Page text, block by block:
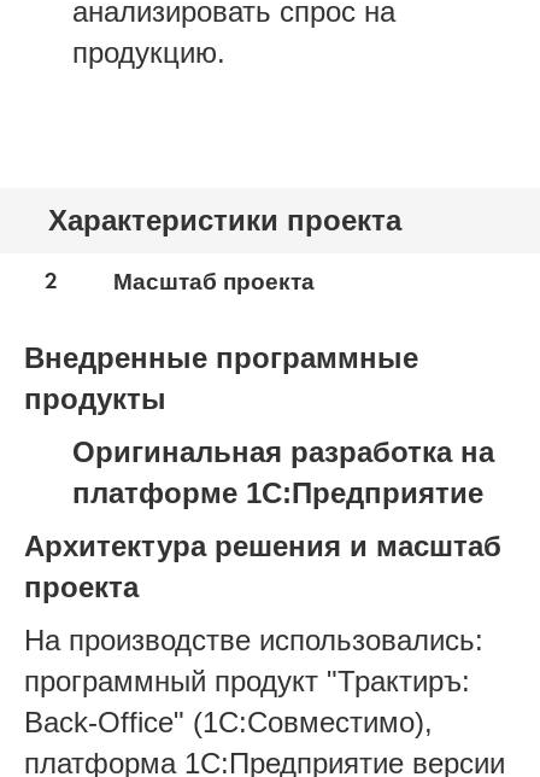
анализировать спрос на
продукцию.
Характеристики проекта
2 Масштаб проекта
Внедренные программные
продукты
Оригинальная разработка на
платформе 1С:Предприятие
Архитектура решения и масштаб
проекта
На производстве использовались:
программный продукт "Трактиръ:
Back-Office" (1С:Совместимо),
платформа 1С:Предприятие версии